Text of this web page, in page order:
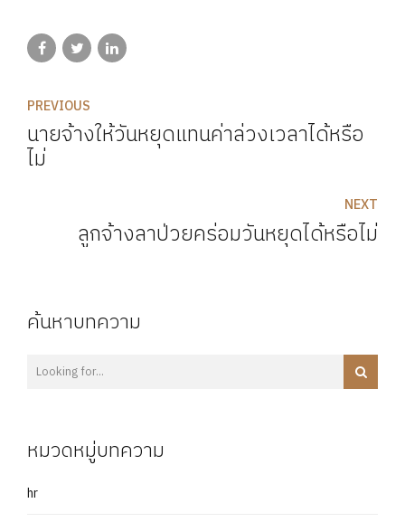
PREVIOUS
นายจ้างให้วันหยุดแทนค่าล่วงเวลาได้หรือ
ไม่
NEXT
ลูกจ้างลาป่วยคร่อมวันหยุดได้หรือไม่
ค้นหาบทความ
หมวดหมู่บทความ
hr